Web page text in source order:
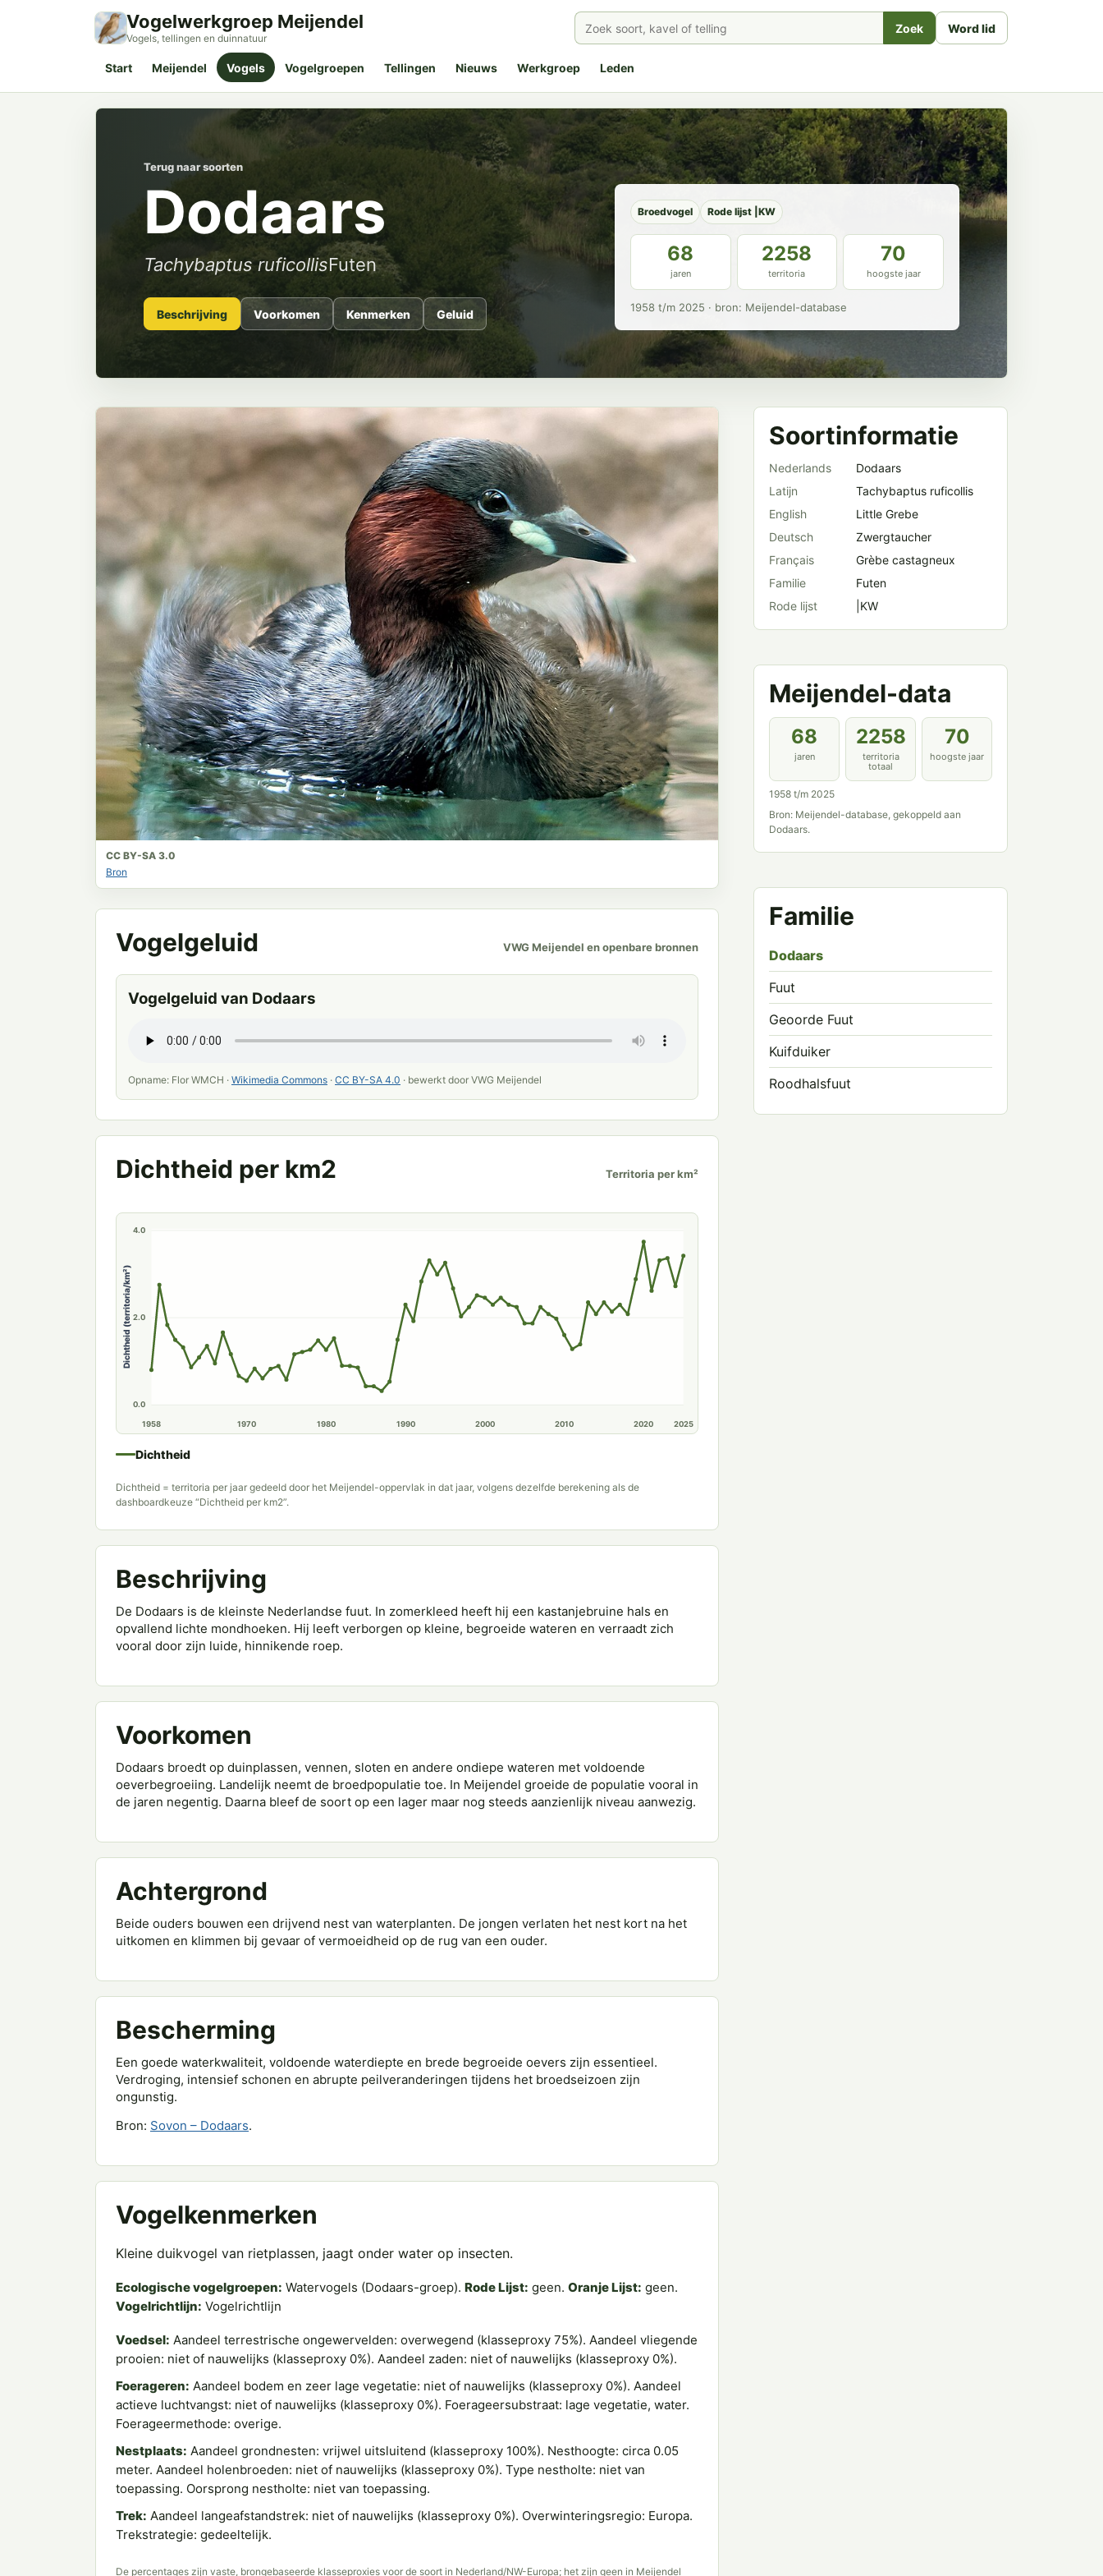
Vogelwerkgroep Meijendel
Vogels, tellingen en duinnatuur
Zoek Word lid
Start Meijendel Vogels Vogelgroepen Tellingen Nieuws Werkgroep Leden
Terug naar soorten
Dodaars
Tachybaptus ruficollisFuten
Beschrijving Voorkomen Kenmerken Geluid
Broedvogel Rode lijst |KW
68
jaren
2258
territoria
70
hoogste jaar
1958 t/m 2025 · bron: Meijendel-database
CC BY-SA 3.0
Bron
Vogelgeluid VWG Meijendel en openbare bronnen
Vogelgeluid van Dodaars
Opname: Flor WMCH · Wikimedia Commons · CC BY-SA 4.0 · bewerkt door VWG Meijendel
Dichtheid per km2 Territoria per km²
0.0
2.0
4.0
Dichtheid (territoria/km²)
1958 1970 1980 1990 2000 2010 2020 2025
Dichtheid
Dichtheid = territoria per jaar gedeeld door het Meijendel-oppervlak in dat jaar, volgens dezelfde berekening als de
dashboardkeuze “Dichtheid per km2”.
Beschrijving
De Dodaars is de kleinste Nederlandse fuut. In zomerkleed heeft hij een kastanjebruine hals en
opvallend lichte mondhoeken. Hij leeft verborgen op kleine, begroeide wateren en verraadt zich
vooral door zijn luide, hinnikende roep.
Voorkomen
Dodaars broedt op duinplassen, vennen, sloten en andere ondiepe wateren met voldoende
oeverbegroeiing. Landelijk neemt de broedpopulatie toe. In Meijendel groeide de populatie vooral in
de jaren negentig. Daarna bleef de soort op een lager maar nog steeds aanzienlijk niveau aanwezig.
Achtergrond
Beide ouders bouwen een drijvend nest van waterplanten. De jongen verlaten het nest kort na het
uitkomen en klimmen bij gevaar of vermoeidheid op de rug van een ouder.
Bescherming
Een goede waterkwaliteit, voldoende waterdiepte en brede begroeide oevers zijn essentieel.
Verdroging, intensief schonen en abrupte peilveranderingen tijdens het broedseizoen zijn
ongunstig.
Bron: Sovon – Dodaars.
Vogelkenmerken
Kleine duikvogel van rietplassen, jaagt onder water op insecten.
Ecologische vogelgroepen: Watervogels (Dodaars-groep). Rode Lijst: geen. Oranje Lijst: geen.
Vogelrichtlijn: Vogelrichtlijn
Voedsel: Aandeel terrestrische ongewervelden: overwegend (klasseproxy 75%). Aandeel vliegende
prooien: niet of nauwelijks (klasseproxy 0%). Aandeel zaden: niet of nauwelijks (klasseproxy 0%).
Foerageren: Aandeel bodem en zeer lage vegetatie: niet of nauwelijks (klasseproxy 0%). Aandeel
actieve luchtvangst: niet of nauwelijks (klasseproxy 0%). Foerageersubstraat: lage vegetatie, water.
Foerageermethode: overige.
Nestplaats: Aandeel grondnesten: vrijwel uitsluitend (klasseproxy 100%). Nesthoogte: circa 0.05
meter. Aandeel holenbroeden: niet of nauwelijks (klasseproxy 0%). Type nestholte: niet van
toepassing. Oorsprong nestholte: niet van toepassing.
Trek: Aandeel langeafstandstrek: niet of nauwelijks (klasseproxy 0%). Overwinteringsregio: Europa.
Trekstrategie: gedeeltelijk.
De percentages zijn vaste, brongebaseerde klasseproxies voor de soort in Nederland/NW-Europa; het zijn geen in Meijendel
Soortinformatie
Nederlands
Dodaars
Latijn
Tachybaptus ruficollis
English
Little Grebe
Deutsch
Zwergtaucher
Français
Grèbe castagneux
Familie
Futen
Rode lijst
|KW
Meijendel-data
68
jaren
2258
territoria
totaal
70
hoogste jaar
1958 t/m 2025
Bron: Meijendel-database, gekoppeld aan
Dodaars.
Familie
Dodaars
Fuut
Geoorde Fuut
Kuifduiker
Roodhalsfuut